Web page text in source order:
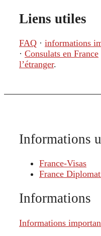
Liens utiles
FAQ · informations
· Consulats en France
l’étranger.
Informations
France-Visas
France
Informations
Informations